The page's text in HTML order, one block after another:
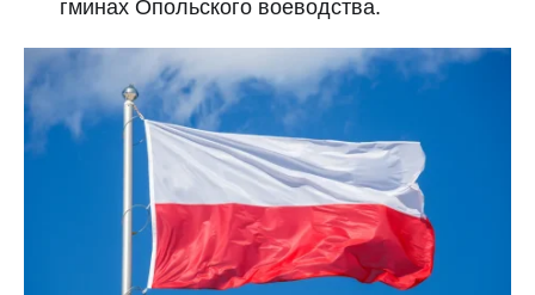
гминах Опольского воеводства.